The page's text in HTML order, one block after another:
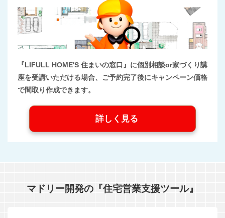
『LIFULL HOME'S 住まいの窓口』に個別相談or家づくり講
座を受講いただける場合、ご予約完了後にキャンペーン価格
で間取り作成できます。
詳しく見る
マドリー開発の『住宅営業支援ツール』